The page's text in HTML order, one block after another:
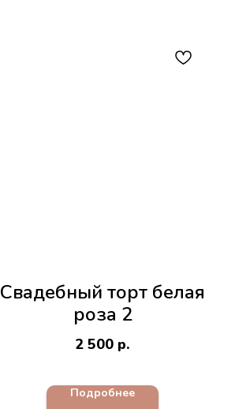
Свадебный торт белая
роза 2
2 500 р.
Подробнее